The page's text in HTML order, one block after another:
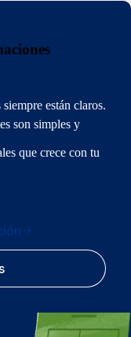
están claros.
son simples y
que crece con tu